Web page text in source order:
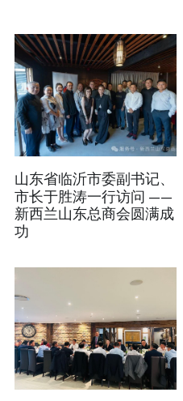
山东省临沂市委副书记、
市长于胜涛一行访问 ——
新西兰山东总商会圆满成
功